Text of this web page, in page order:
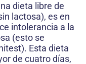
dieta libre de
lactosa), es en
intolerancia a la
(esto se
Esta dieta
de cuatro días,